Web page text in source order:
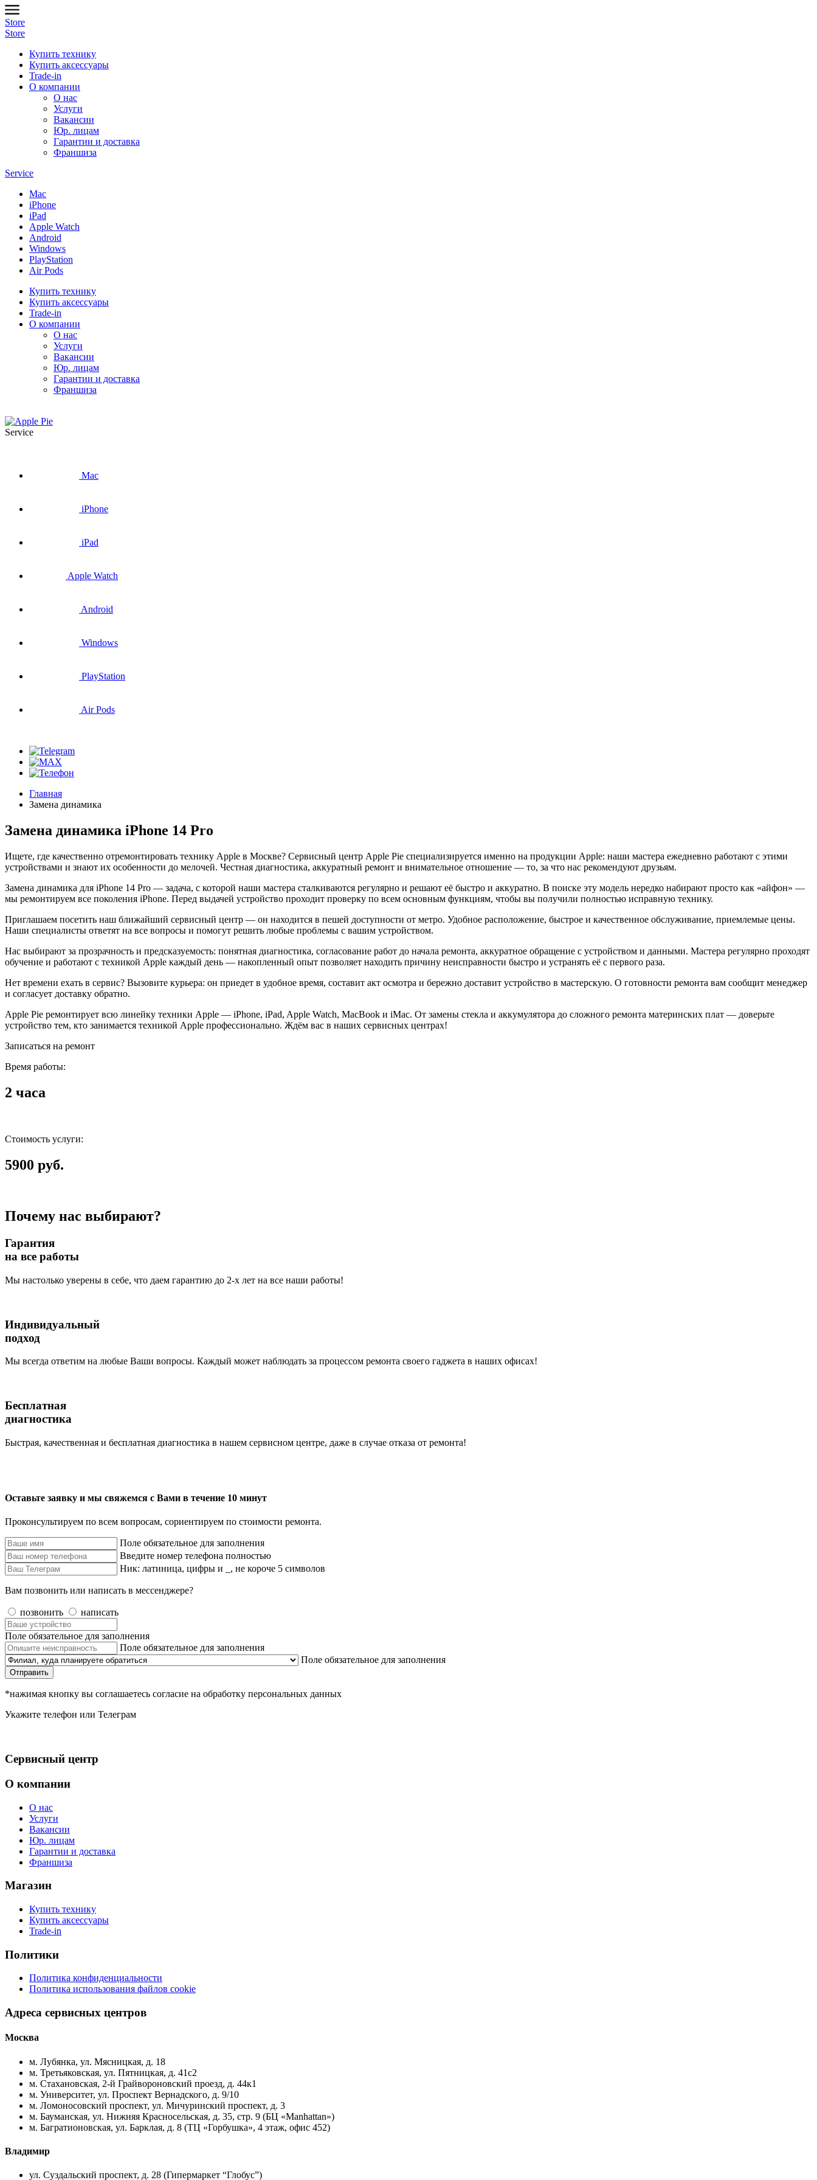
Store
Store
Купить технику
Купить аксессуары
Trade-in
О компании
О нас
Услуги
Вакансии
Юр. лицам
Гарантии и доставка
Франшиза
Service
Mac
iPhone
iPad
Apple Watch
Android
Windows
PlayStation
Air Pods
Купить технику
Купить аксессуары
Trade-in
О компании
О нас
Услуги
Вакансии
Юр. лицам
Гарантии и доставка
Франшиза
Service
Mac
iPhone
iPad
Apple Watch
Android
Windows
PlayStation
Air Pods
Главная
Замена динамика
Замена динамика iPhone 14 Pro
Ищете, где качественно отремонтировать технику Apple в Москве? Сервисный центр Apple Pie специализируется именно на продукции Apple: наши мастера ежедневно работают с этими
устройствами и знают их особенности до мелочей. Честная диагностика, аккуратный ремонт и внимательное отношение — то, за что нас рекомендуют друзьям.
Замена динамика для iPhone 14 Pro — задача, с которой наши мастера сталкиваются регулярно и решают её быстро и аккуратно. В поиске эту модель нередко набирают просто как «айфон» —
мы ремонтируем все поколения iPhone. Перед выдачей устройство проходит проверку по всем основным функциям, чтобы вы получили полностью исправную технику.
Приглашаем посетить наш ближайший сервисный центр — он находится в пешей доступности от метро. Удобное расположение, быстрое и качественное обслуживание, приемлемые цены.
Наши специалисты ответят на все вопросы и помогут решить любые проблемы с вашим устройством.
Нас выбирают за прозрачность и предсказуемость: понятная диагностика, согласование работ до начала ремонта, аккуратное обращение с устройством и данными. Мастера регулярно проходят
обучение и работают с техникой Apple каждый день — накопленный опыт позволяет находить причину неисправности быстро и устранять её с первого раза.
Нет времени ехать в сервис? Вызовите курьера: он приедет в удобное время, составит акт осмотра и бережно доставит устройство в мастерскую. О готовности ремонта вам сообщит менеджер
и согласует доставку обратно.
Apple Pie ремонтирует всю линейку техники Apple — iPhone, iPad, Apple Watch, MacBook и iMac. От замены стекла и аккумулятора до сложного ремонта материнских плат — доверьте
устройство тем, кто занимается техникой Apple профессионально. Ждём вас в наших сервисных центрах!
Записаться на ремонт
Время работы:
2 часа
Стоимость услуги:
5900 руб.
Почему нас выбирают?
Гарантия
на все работы
Мы настолько уверены в себе, что даем гарантию до 2-х лет на все наши работы!
Индивидуальный
подход
Мы всегда ответим на любые Ваши вопросы. Каждый может наблюдать за процессом ремонта своего гаджета в наших офисах!
Бесплатная
диагностика
Быстрая, качественная и бесплатная диагностика в нашем сервисном центре, даже в случае отказа от ремонта!
Оставьте заявку и мы свяжемся с Вами в течение 10 минут
Проконсультируем по всем вопросам, сориентируем по стоимости ремонта.
Поле обязательное для заполнения
Введите номер телефона полностью
Ник: латиница, цифры и _, не короче 5 символов
Вам позвонить или написать в мессенджере?
позвонить написать
Поле обязательное для заполнения
Поле обязательное для заполнения
Поле обязательное для заполнения
Отправить
*нажимая кнопку вы соглашаетесь согласие на обработку персональных данных
Укажите телефон или Телеграм
Сервисный центр
О компании
О нас
Услуги
Вакансии
Юр. лицам
Гарантии и доставка
Франшиза
Магазин
Купить технику
Купить аксессуары
Trade-in
Политики
Политика конфиденциальности
Политика использования файлов cookie
Адреса сервисных центров
Москва
м. Лубянка, ул. Мясницкая, д. 18
м. Третьяковская, ул. Пятницкая, д. 41с2
м. Стахановская, 2-й Грайвороновский проезд, д. 44к1
м. Университет, ул. Проспект Вернадского, д. 9/10
м. Ломоносовский проспект, ул. Мичуринский проспект, д. 3
м. Бауманская, ул. Нижняя Красносельская, д. 35, стр. 9 (БЦ «Manhattan»)
м. Багратионовская, ул. Барклая, д. 8 (ТЦ «Горбушка», 4 этаж, офис 452)
Владимир
ул. Суздальский проспект, д. 28 (Гипермаркет “Глобус”)